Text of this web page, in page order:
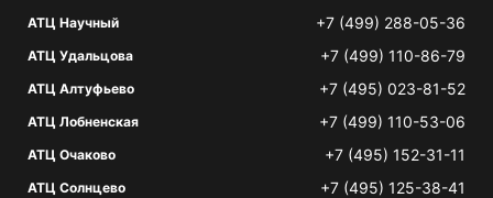
АТЦ Научный +7 (499) 288-05-36
АТЦ Удальцова +7 (499) 110-86-79
АТЦ Алтуфьево +7 (495) 023-81-52
АТЦ Лобненская +7 (499) 110-53-06
АТЦ Очаково +7 (495) 152-31-11
АТЦ Солнцево +7 (495) 125-38-41